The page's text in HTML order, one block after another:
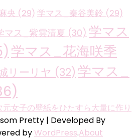
央 (29) 学マス_秦谷美鈴 (29)
マス_紫雲清夏 (30) 学マス
学マス_花海咲季
リーリヤ (32) 学マス_
元女子の壁紙をひたすら大量に作り
Pretty | Developed By
byWordPress.About